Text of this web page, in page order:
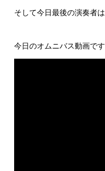
そして今日最後の演奏者は
今日のオムニバス動画です